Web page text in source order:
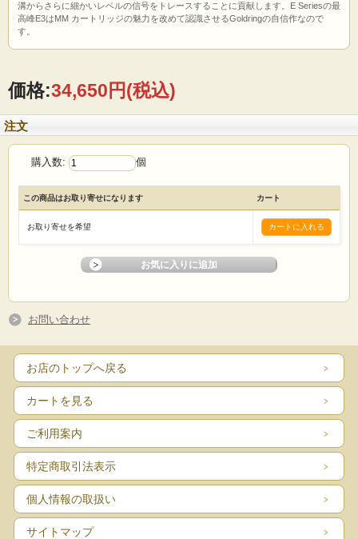
溝からさらに細かいレベルの信号をトレースすることに貢献します。E Seriesの最
高峰E3はMM カートリッジの魅力を改めて認識させるGoldringの自信作なので
す。
価格:34,650円(税込)
注文
購入数: 個
この商品はお取り寄せになります カート
お取り寄せを希望
お問い合わせ
お店のトップへ戻る
カートを見る
ご利用案内
特定商取引法表示
個人情報の取扱い
サイトマップ